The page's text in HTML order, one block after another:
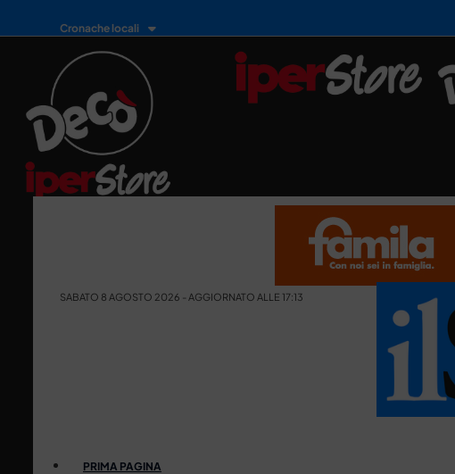
Cronache locali
SABATO 8 AGOSTO 2026 - AGGIORNATO ALLE 17:13
PRIMA PAGINA